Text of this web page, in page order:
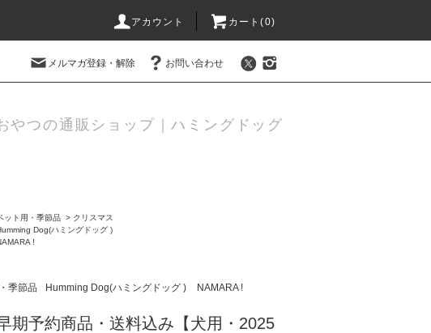
アカウント カート(0)
メルマガ登録・解除 お問い合わせ
やつの通販ショップ｜ハミングドッグ
ット用・季節品 > クリスマス
Dog(ハミングドッグ )
!
季節品 Humming Dog(ハミングドッグ ) NAMARA !
期予約商品・送料込み【犬用・2025